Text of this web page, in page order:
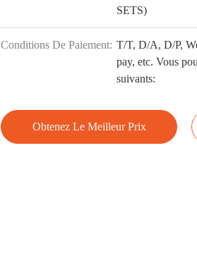
SETS)
Conditions De Paiement: T/T, D/A, D/P,
pay, etc. Vous
suivants:
Obtenez Le Meilleur Prix